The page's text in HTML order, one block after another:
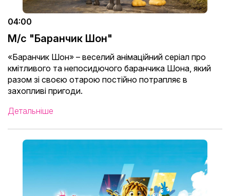
04:00
М/с "Баранчик Шон"
«Баранчик Шон» – веселий анімаційний серіал про
кмітливого та непосидючого баранчика Шона, який
разом зі своєю отарою постійно потрапляє в
захопливі пригоди.
Детальніше